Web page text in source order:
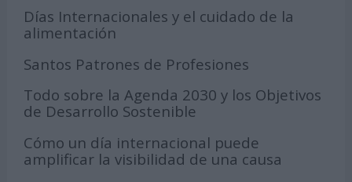
Días Internacionales y el cuidado de la
alimentación
Santos Patrones de Profesiones
Todo sobre la Agenda 2030 y los Objetivos
de Desarrollo Sostenible
Cómo un día internacional puede
amplificar la visibilidad de una causa